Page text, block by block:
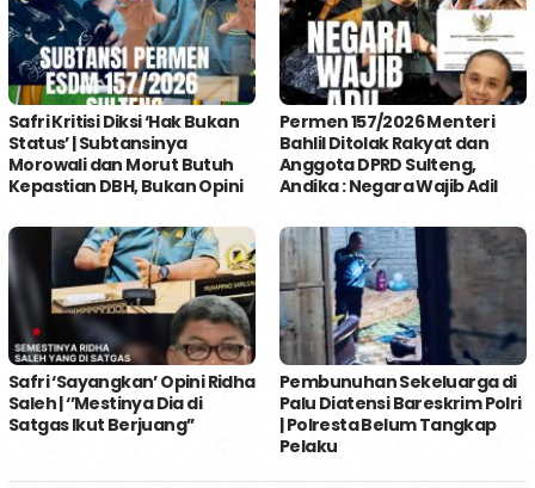
Safri Kritisi Diksi ‘Hak Bukan
Status’ | Subtansinya
Morowali dan Morut Butuh
Kepastian DBH, Bukan Opini
Permen 157/2026 Menteri
Bahlil Ditolak Rakyat dan
Anggota DPRD Sulteng,
Andika : Negara Wajib Adil
Safri ‘Sayangkan’ Opini Ridha
Saleh | ‘’Mestinya Dia di
Satgas Ikut Berjuang’’
Pembunuhan Sekeluarga di
Palu Diatensi Bareskrim Polri
| Polresta Belum Tangkap
Pelaku